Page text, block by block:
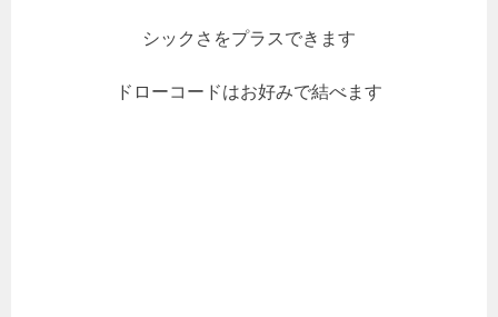
シックさをプラスできます
ドローコードはお好みで結べます